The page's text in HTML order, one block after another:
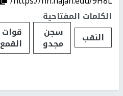
الكلمات المفتاحية
النقب
سجن
مجدو
قوات
القمع